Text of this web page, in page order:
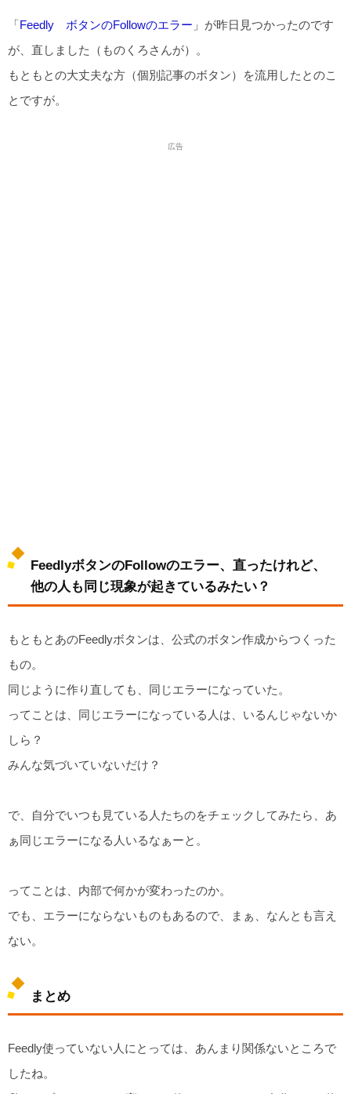
「Feedly ボタンのFollowのエラー 」が昨日見つかったのです
が、直しました（ものくろさんが）。
もともとの大丈夫な方（個別記事のボタン）を流用したとのこ
とですが。
広告
FeedlyボタンのFollowのエラー、直ったけれど、
他の人も同じ現象が起きているみたい？
もともとあのFeedlyボタンは、公式のボタン作成からつくった
もの。
同じように作り直しても、同じエラーになっていた。
ってことは、同じエラーになっている人は、いるんじゃないか
しら？
みんな気づいていないだけ？
で、自分でいつも見ている人たちのをチェックしてみたら、あ
ぁ同じエラーになる人いるなぁーと。
ってことは、内部で何かが変わったのか。
でも、エラーにならないものもあるので、まぁ、なんとも言え
ない。
まとめ
Feedly使っていない人にとっては、あんまり関係ないところで
したね。